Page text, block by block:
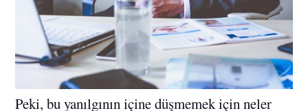
Peki, bu yanılgının içine düşmemek için neler